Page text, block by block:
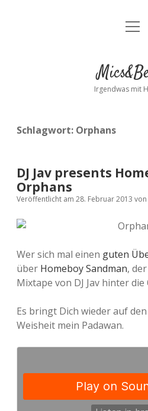
Kontakt
facebook
Menü
Irgendwas mit
Schlagwort: Orphans
DJ Jav presents
Orphans
Veröffentlicht am 28. Februar 2013 von
Wer sich mal einen guten
über Homeboy Sandman,
Mixtape von DJ Jav hinter
Es bringt Dich wieder auf
Weisheit mein Padawan.